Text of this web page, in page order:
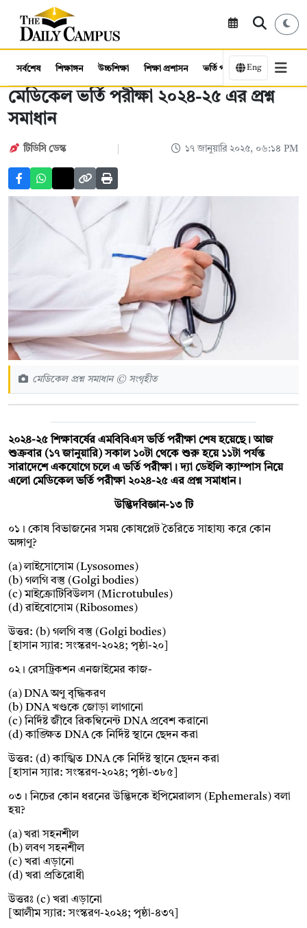
সর্বশেষ শিক্ষাঙ্গন উচ্চশিক্ষা শিক্ষা প্রশাসন ভর্তি পরীক্ষা কর্মসংস্থান
Eng
মেডিকেল ভর্তি পরীক্ষা ২০২৪-২৫ এর প্রশ্ন
সমাধান
টিডিসি ডেস্ক ১৭ জানুয়ারি ২০২৫, ০৬:১৪ PM
মেডিকেল প্রশ্ন সমাধান © সংগৃহীত
২০২৪-২৫ শিক্ষাবর্ষের এমবিবিএস ভর্তি পরীক্ষা শেষ হয়েছে। আজ
শুক্রবার (১৭ জানুয়ারি) সকাল ১০টা থেকে শুরু হয়ে ১১টা পর্যন্ত
সারাদেশে একযোগে চলে এ ভর্তি পরীক্ষা। দ্যা ডেইলি ক্যাম্পাস নিয়ে
এলো মেডিকেল ভর্তি পরীক্ষা ২০২৪-২৫ এর প্রশ্ন সমাধান।
উদ্ভিদবিজ্ঞান-১৩ টি
০১। কোষ বিভাজনের সময় কোষপ্লেট তৈরিতে সাহায্য করে কোন
অঙ্গাণু?
(a) লাইসোসোম (Lysosomes)
(b) গলগি বস্তু (Golgi bodies)
(c) মাইক্রোটিবিউলস (Microtubules)
(d) রাইবোসোম (Ribosomes)
উত্তর: (b) গলগি বস্তু (Golgi bodies)
[হাসান স্যার: সংস্করণ-২০২৪; পৃষ্ঠা-২০]
০২। রেসট্রিকশন এনজাইমের কাজ-
(a) DNA অণু বৃদ্ধিকরণ
(b) DNA খণ্ডকে জোড়া লাগানো
(c) নির্দিষ্ট জীবে রিকম্বিনেন্ট DNA প্রবেশ করানো
(d) কাঙ্ক্ষিত DNA কে নির্দিষ্ট স্থানে ছেদন করা
উত্তর: (d) কাঙ্খিত DNA কে নির্দিষ্ট স্থানে ছেদন করা
[হাসান স্যার: সংস্করণ-২০২৪; পৃষ্ঠা-৩৮৫]
০৩। নিচের কোন ধরনের উদ্ভিদকে ইপিমেরালস (Ephemerals) বলা
হয়?
(a) খরা সহনশীল
(b) লবণ সহনশীল
(c) খরা এড়ানো
(d) খরা প্রতিরোধী
উত্তরঃ (c) খরা এড়ানো
[আলীম স্যার: সংস্করণ-২০২৪; পৃষ্ঠা-৪৩৭]